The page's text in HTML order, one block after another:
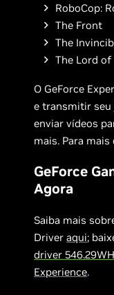
RoboCop:
The Front
The
The Lord
O GeForce
e transmitir seu
enviar vídeos
mais. Para
GeForce
Agora
Saiba mais
Driveraqui;
driver
Experience.